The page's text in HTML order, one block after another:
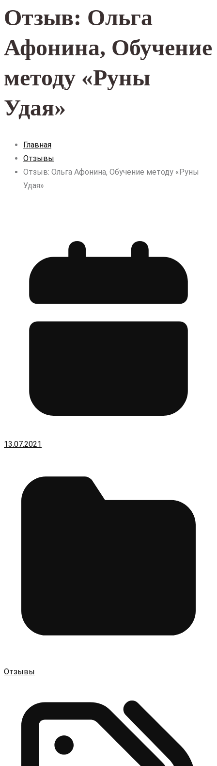
Отзыв: Ольга
Афонина, Обучение
методу «Руны
Удая»
Главная
Отзывы
Отзыв: Ольга Афонина, Обучение методу «Руны
Удая»
13.07.2021
Отзывы